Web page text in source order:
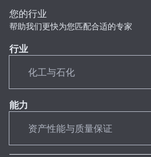
您的行业
帮助我们更快为您匹配合适的专家
行业
能力